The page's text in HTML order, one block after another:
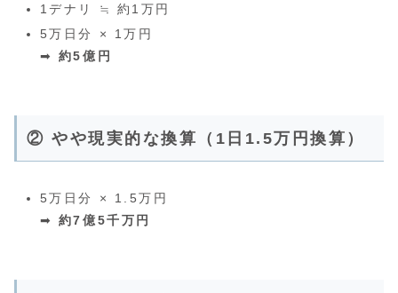
1デナリ ≒ 約1万円
5万日分 × 1万円
➡ 約5億円
② やや現実的な換算（1日1.5万円換算）
5万日分 × 1.5万円
➡ 約7億5千万円